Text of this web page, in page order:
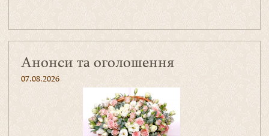
Анонси та оголошення
07.08.2026